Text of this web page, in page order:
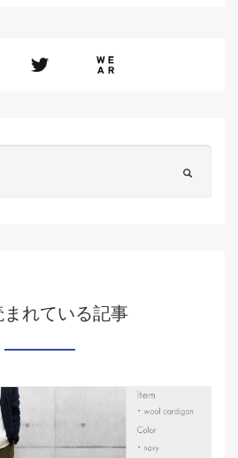
まれている記事